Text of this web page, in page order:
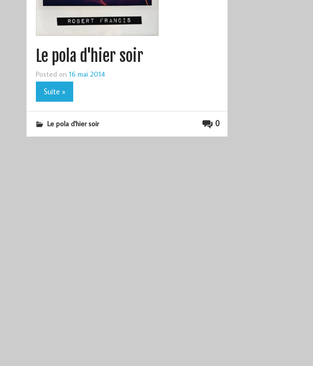
Le pola d'hier soir
Posted on 16 mai 2014
Suite »
0
Le pola d'hier soir